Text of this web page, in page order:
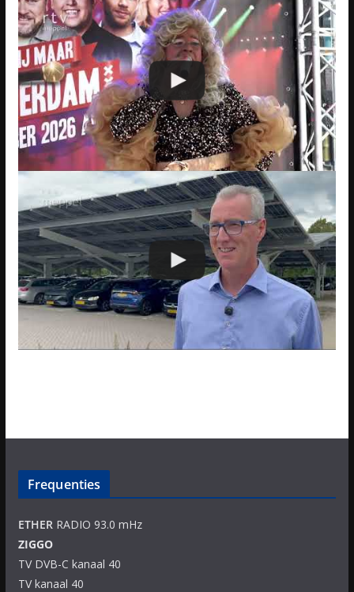
Frequenties
ETHERRADIO 93.0 mHz
ZIGGO
TV DVB-C kanaal 40
TV kanaal 40